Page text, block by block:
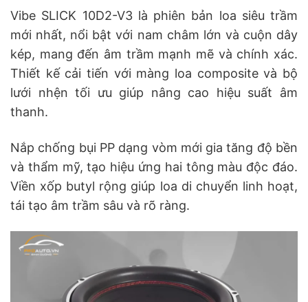
Vibe SLICK 10D2-V3 là phiên bản loa siêu trầm
mới nhất, nổi bật với nam châm lớn và cuộn dây
kép, mang đến âm trầm mạnh mẽ và chính xác.
Thiết kế cải tiến với màng loa composite và bộ
lưới nhện tối ưu giúp nâng cao hiệu suất âm
thanh.
Nắp chống bụi PP dạng vòm mới gia tăng độ bền
và thẩm mỹ, tạo hiệu ứng hai tông màu độc đáo.
Viền xốp butyl rộng giúp loa di chuyển linh hoạt,
tái tạo âm trầm sâu và rõ ràng.